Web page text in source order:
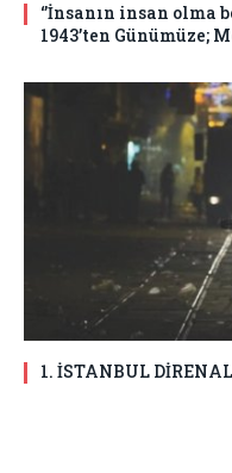
‘’İnsanın insan olma
1943’ten Günümüze;
1. İSTANBUL